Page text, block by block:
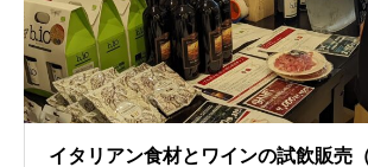
イタリアン食材とワインの試飲販売